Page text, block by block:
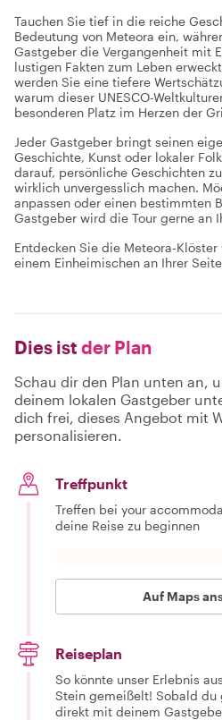
Tauchen Sie tief in die reiche
Bedeutung von Meteora ein,
Gastgeber die Vergangenheit mit
lustigen Fakten zum Leben
werden Sie eine tiefere
warum dieser UNESCO-
besonderen Platz im Herzen der
Jeder Gastgeber bringt seinen
Geschichte, Kunst oder lokaler
darauf, persönliche Geschichten
wirklich unvergesslich machen.
anpassen oder einen bestimmten
Gastgeber wird die Tour gerne an
Entdecken Sie die Meteora-
einem Einheimischen an Ihrer
Dies ist der Plan
Schau dir den Plan unten an,
deinem lokalen Gastgeber
dich frei, dieses Angebot mit
personalisieren.
Treffpunkt
Treffen bei your
deine Reise zu beginnen
Auf Maps
Reiseplan
So könnte unser Erlebnis
Stein gemeißelt! Sobald du
direkt mit deinem